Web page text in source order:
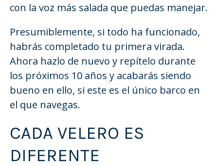
con la voz más salada que puedas manejar.
Presumiblemente, si todo ha funcionado,
habrás completado tu primera virada.
Ahora hazlo de nuevo y repítelo durante
los próximos 10 años y acabarás siendo
bueno en ello, si este es el único barco en
el que navegas.
CADA VELERO ES
DIFERENTE